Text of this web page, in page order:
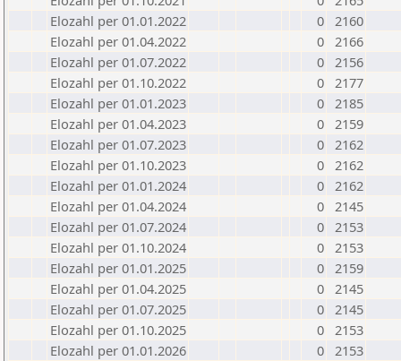
Elozahl per 01.01.2022
0 2160
Elozahl per 01.04.2022
0 2166
Elozahl per 01.07.2022
0 2156
Elozahl per 01.10.2022
0 2177
Elozahl per 01.01.2023
0 2185
Elozahl per 01.04.2023
0 2159
Elozahl per 01.07.2023
0 2162
Elozahl per 01.10.2023
0 2162
Elozahl per 01.01.2024
0 2162
Elozahl per 01.04.2024
0 2145
Elozahl per 01.07.2024
0 2153
Elozahl per 01.10.2024
0 2153
Elozahl per 01.01.2025
0 2159
Elozahl per 01.04.2025
0 2145
Elozahl per 01.07.2025
0 2145
Elozahl per 01.10.2025
0 2153
Elozahl per 01.01.2026
0 2153